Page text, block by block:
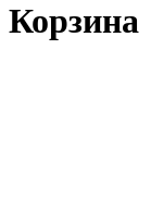
Корзина